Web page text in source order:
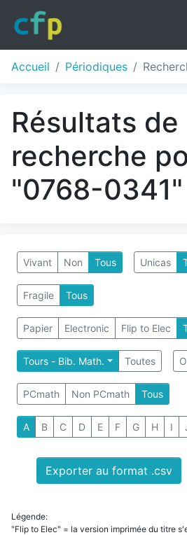
Accueil Périodiques
Résultats de
recherche
"0768-
Vivant Non Tous Unicas
Fragile Tous
Papier Electronic Flip to Elec
Tours - Bib. Math. Toutes
PCmath Non PCmath Tous
A B C D E F G H I
Exporter au format .csv
Légende:
"Flip to Elec" = la version imprimée du titre